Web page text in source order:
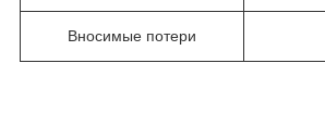
Вносимые потери